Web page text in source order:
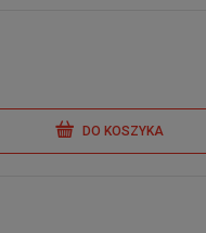
DO KOSZYKA